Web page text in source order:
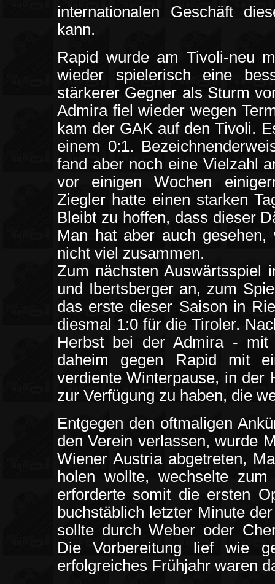
internationalen Geschäft
kann.
Rapid wurde am Tivoli-neu
wieder spielerisch eine
stärkerer Gegner als Sturm
Admira fiel wieder wegen
kam der GAK auf den Tivoli.
einem 0:1.
fand aber noch eine Vielzahl
vor einigen Wochen
Ziegler hatte einen starken
Bleibt zu hoffen, dass dieser
Man hat aber auch
nicht viel zusammen.
Zum nächsten Auswärtsspiel
und Ibertsberger an, zum
das erste dieser Saison in
diesmal 1:0 für die Tiroler.
Herbst bei der Admira - mit
daheim gegen Rapid mit
verdiente Winterpause, in der
zur Verfügung zu haben, die
Entgegen den oftmaligen
den Verein verlassen, wurde
Wiener Austria abgetreten,
holen wollte, wechselte
erforderte somit die ersten
buchstäblich letzter Minute
sollte durch Weber oder
Die Vorbereitung lief wie
erfolgreiches Frühjahr waren